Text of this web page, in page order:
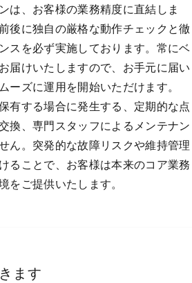
は、お客様の業務精度に直結しま
後に独自の厳格な動作チェックと徹
スを必ず実施しております。常にベ
届けいたしますので、お手元に届い
ーズに運用を開始いただけます。
有する場合に発生する、定期的な点
換、専門スタッフによるメンテナン
ん。突発的な故障リスクや維持管理
ることで、お客様は本来のコア業務
をご提供いたします。
ます